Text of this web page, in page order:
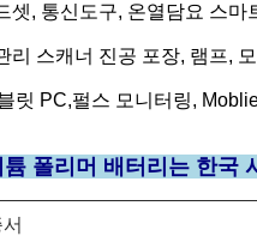
셋, 통신도구, 온열담요 스마
리 스캐너 진공 포장, 램프,
릿 PC,펄스 모니터링,
폴리머 배터리는 한국